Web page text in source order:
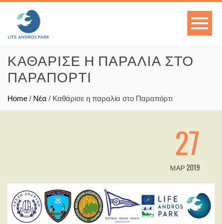
ΚΑΘΆΡΙΣΕ Η ΠΑΡΑΛΊΑ ΣΤΟ
ΠΑΡΑΠΌΡΤΙ
Home / Νέα / Καθάρισε η παραλία στο Παραπόρτι
27
ΜΑΡ 2019